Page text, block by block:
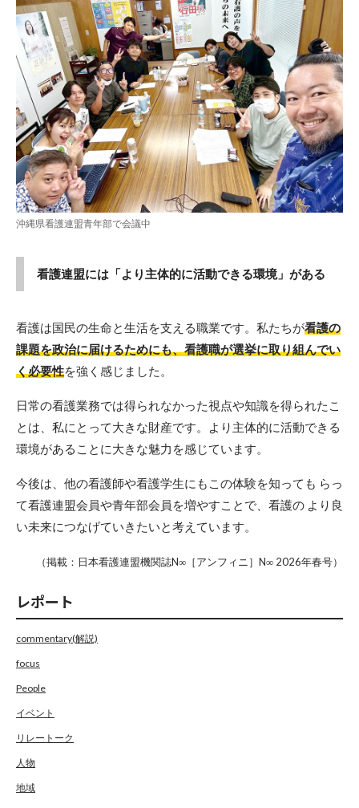
沖縄県看護連盟青年部で会議中
看護連盟には「より主体的に活動できる環境」がある
看護は国民の生命と生活を支える職業です。私たちが看護の
課題を政治に届けるためにも、看護職が選挙に取り組んでい
く必要性を強く感じました。
日常の看護業務では得られなかった視点や知識を得られたこ
とは、私にとって大きな財産です。より主体的に活動できる
環境があることに大きな魅力を感じています。
今後は、他の看護師や看護学生にもこの体験を知っても らっ
て看護連盟会員や青年部会員を増やすことで、看護の より良
い未来につなげていきたいと考えています。
（掲載：日本看護連盟機関誌N∞［アンフィニ］N∞ 2026年春号）
レポート
commentary(解説)
focus
People
イベント
リレートーク
人物
地域